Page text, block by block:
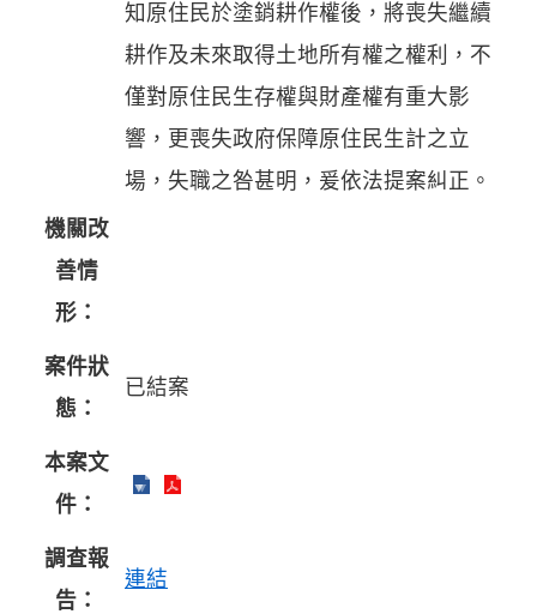
知原住民於塗銷耕作權後，將喪失繼續
耕作及未來取得土地所有權之權利，不
僅對原住民生存權與財產權有重大影
響，更喪失政府保障原住民生計之立
場，失職之咎甚明，爰依法提案糾正。
機關改
善情
形：
案件狀
態：
已結案
本案文
件：
調查報
告：
連結